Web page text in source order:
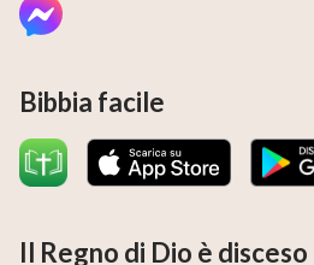
Bibbia facile
Il Regno di Dio è disceso